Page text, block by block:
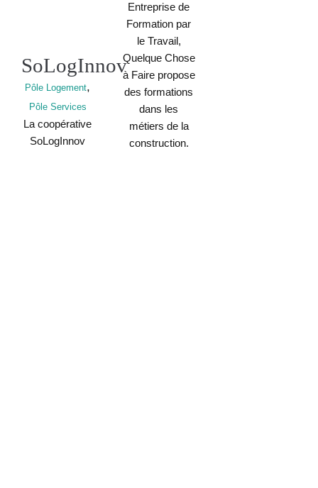
Entreprise de
Formation par
le Travail,
Quelque Chose
à Faire propose
des formations
dans les
métiers de la
construction.
SoLogInnov
Pôle Logement,
Pôle Services
La coopérative
SoLogInnov